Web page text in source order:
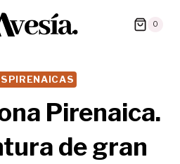
0
Pirenaica.
de gran